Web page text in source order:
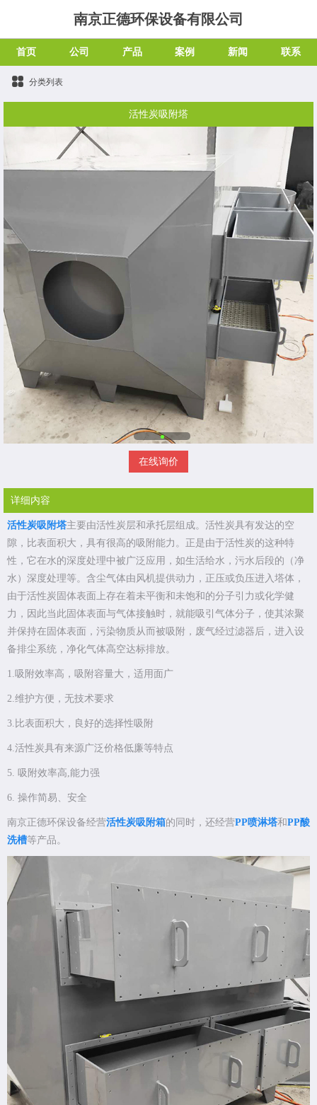
南京正德环保设备有限公司
首页 公司 产品 案例 新闻 联系
分类列表
活性炭吸附塔
在线询价
详细内容
活性炭吸附塔主要由活性炭层和承托层组成。活性炭具有发达的空
隙，比表面积大，具有很高的吸附能力。正是由于活性炭的这种特
性，它在水的深度处理中被广泛应用，如生活给水，污水后段的（净
水）深度处理等。含尘气体由风机提供动力，正压或负压进入塔体，
由于活性炭固体表面上存在着未平衡和未饱和的分子引力或化学健
力，因此当此固体表面与气体接触时，就能吸引气体分子，使其浓聚
并保持在固体表面，污染物质从而被吸附，废气经过滤器后，进入设
备排尘系统，净化气体高空达标排放。
1.吸附效率高，吸附容量大，适用面广
2.维护方便，无技术要求
3.比表面积大，良好的选择性吸附
4.活性炭具有来源广泛价格低廉等特点
5. 吸附效率高,能力强
6. 操作简易、安全
南京正德环保设备经营活性炭吸附箱的同时，还经营PP喷淋塔和PP酸
洗槽等产品。